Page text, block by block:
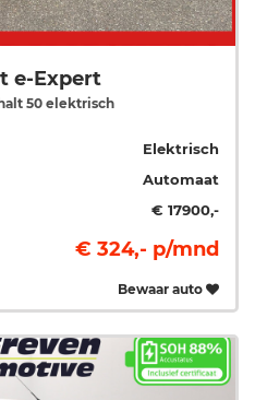
e-Expert
50 elektrisch
Elektrisch
Automaat
€ 17900,-
€ 324,- p/mnd
Bewaar auto